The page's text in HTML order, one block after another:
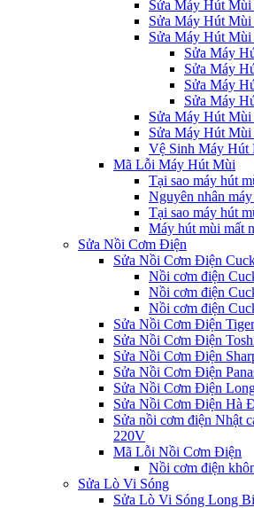
Sửa Máy Hút
Sửa Máy Hút
Sửa Máy Hút
Sửa Máy
Sửa Máy
Sửa Máy
Sửa Máy
Sửa Máy Hút
Sửa Máy Hút
Vệ Sinh Máy Hút
Mã Lỗi Máy Hút Mùi
Tại sao máy hút
Nguyên nhân
Tại sao máy hút
Máy hút mùi mất
Sửa Nồi Cơm Điện
Sửa Nồi Cơm Điện
Nồi cơm điện
Nồi cơm điện
Nồi cơm điện
Sửa Nồi Cơm Điện Tiger
Sửa Nồi Cơm Điện
Sửa Nồi Cơm Điện
Sửa Nồi Cơm Điện
Sửa Nồi Cơm Điện
Sửa Nồi Cơm Điện Hà
Sửa nồi cơm điện Nhật
220V
Mã Lỗi Nồi Cơm Điện
Nồi cơm điện
Sửa Lò Vi Sóng
Sửa Lò Vi Sóng Long